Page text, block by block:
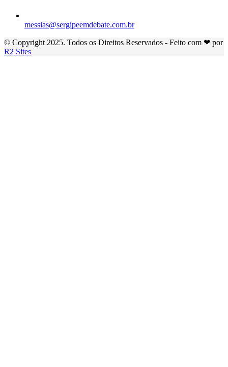
messias@sergipeemdebate.com.br
© Copyright 2025. Todos os Direitos Reservados - Feito com ❤ por
R2 Sites